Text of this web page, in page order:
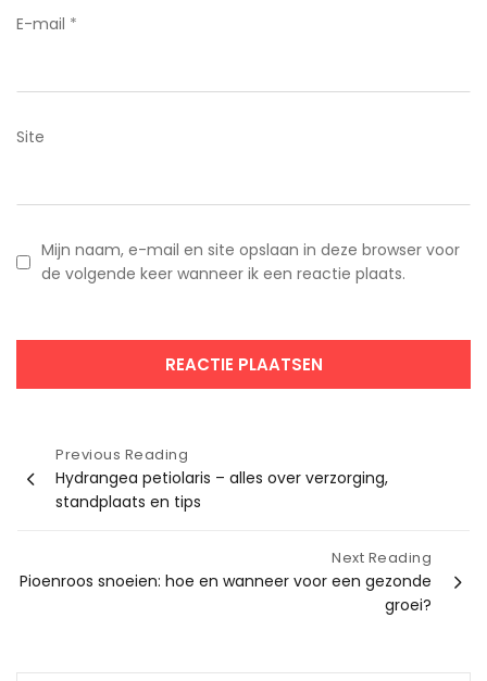
E-mail *
Site
Mijn naam, e-mail en site opslaan in deze browser voor
de volgende keer wanneer ik een reactie plaats.
Bericht
navigatie
Previous Reading
Hydrangea petiolaris – alles over verzorging,
standplaats en tips
Next Reading
Pioenroos snoeien: hoe en wanneer voor een gezonde
groei?